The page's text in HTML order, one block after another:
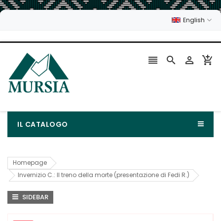
English
   
IL CATALOGO
Homepage
Invernizio C.: Il treno della morte (presentazione di Fedi R.)
SIDEBAR